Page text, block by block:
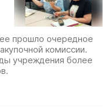
прошло очередное
комиссии.
учреждения более